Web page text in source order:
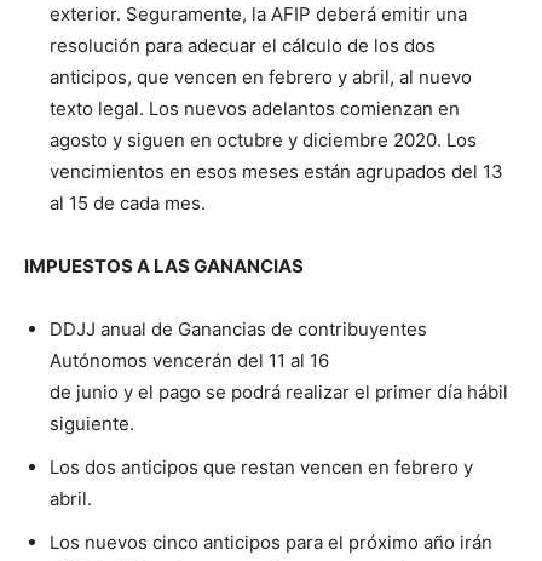
exterior. Seguramente, la AFIP deberá emitir una
resolución para adecuar el cálculo de los dos
anticipos, que vencen en febrero y abril, al nuevo
texto legal. Los nuevos adelantos comienzan en
agosto y siguen en octubre y diciembre 2020. Los
vencimientos en esos meses están agrupados del 13
al 15 de cada mes.
IMPUESTOS A LAS GANANCIAS
DDJJ anual de Ganancias de contribuyentes
Autónomos vencerán del 11 al 16
de junio y el pago se podrá realizar el primer día hábil
siguiente.
Los dos anticipos que restan vencen en febrero y
abril.
Los nuevos cinco anticipos para el próximo año irán